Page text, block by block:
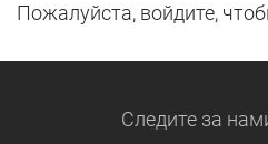
Пожалуйста, войдите,
Следите за